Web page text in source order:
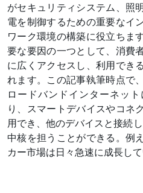
がセキュリティシステム、照
電を制御するための重要なイ
ワーク環境の構築に役立ちま
要な要因の一つとして、消費
に広くアクセスし、利用でき
れます。この記事執筆時点で
ロードバンドインターネッ
り、スマートデバイスやコネ
用でき、他のデバイスと接続
中核を担うことができる。例
カー市場は日々急速に成長して